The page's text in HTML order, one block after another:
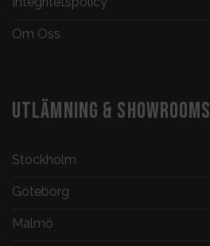
Om Oss
UTLÄMNING & SHOWROOMS
Stockholm
Göteborg
Malmö